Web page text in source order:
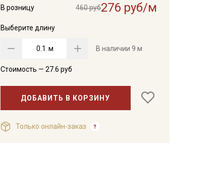
В розницу 460 руб276 руб/м
Выберите длину
м В наличии 9 м
Стоимость — 27.6 руб
ДОБАВИТЬ В КОРЗИНУ
Только онлайн-заказ